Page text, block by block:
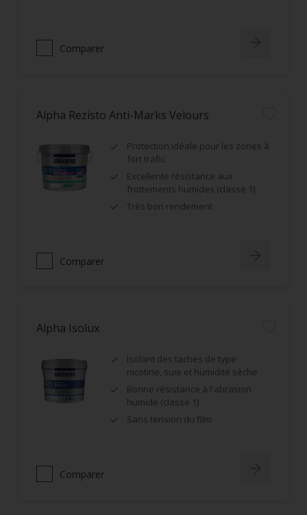
Comparer
Alpha Rezisto Anti-Marks Velours
Protection idéale pour les zones à
fort trafic
Excellente résistance aux
frottements humides (classe 1)
Très bon rendement
Comparer
Alpha Isolux
Isolant des taches de type
nicotine, suie et humidité sèche
Bonne résistance à l'abrasion
humide (classe 1)
Sans tension du film
Comparer